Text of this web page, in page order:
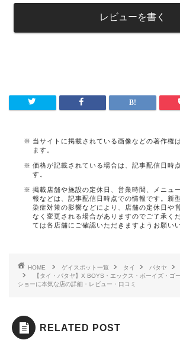
レビューを書く
当サイトに掲載されている画像などの著作権
ます。
価格が記載されている場合は、記事配信日時
す。
掲載店舗や施設の定休日、営業時間、メニュ
報などは、記事配信日時点での情報です。新
染症対策の影響などにより、店舗の定休日や
なく変更される場合がありますのでご了承く
ては各店舗にご確認いただきますようお願い
HOME ゲイスポット一覧 タイ パタヤ
【タイ・パタヤ】X BOYS・エックス・ボーイズ・ゴ
ショーに本気な店の詳細・レビュー・口コミ
RELATED POST